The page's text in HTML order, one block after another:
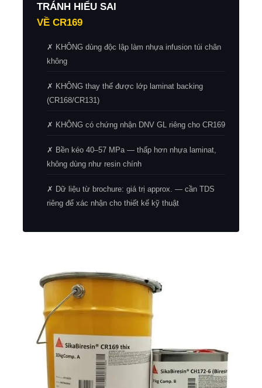
TRÁNH HIỂU SAI
VỀ CR169
✗ KHÔNG dùng độc lập làm nhựa infusion túi chân
không
✗ KHÔNG thay thế được lớp laminat backing
(CR168/CR131)
✗ KHÔNG có chứng nhận DNV GL riêng cho CR169
✗ Bền kéo 40–57 MPa — thấp hơn nhựa laminat,
không dùng như resin chính
✗ Dữ liệu từ brochure: giá trị approx. — cần TDS
riêng để xác nhận cho thiết kế kỹ thuật